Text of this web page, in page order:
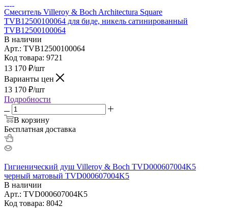
Смеситель Villeroy & Boch Architectura Square
TVB12500100064 для биде, никель сатинированный
TVB12500100064
В наличии
Арт.: TVB12500100064
Код товара: 9721
13 170 ₽/шт
Варианты цен
13 170 ₽/шт
Подробности
В корзину
Бесплатная доставка
Гигиенический душ Villeroy & Boch TVD000607004K5
черный матовый TVD000607004K5
В наличии
Арт.: TVD000607004K5
Код товара: 8042